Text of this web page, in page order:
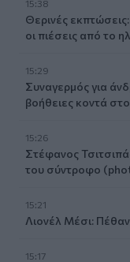
15:38
Θερινές
οι πιέσεις από το
15:29
Συναγερμός για
βοήθειες κοντά
15:26
Στέφανος
του σύντροφο
15:21
Λιονέλ Μέσι:
15:17